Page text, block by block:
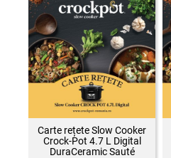
Carte rețete Slow Cooker
Crock-Pot 4.7 L Digital
DuraCeramic Sauté